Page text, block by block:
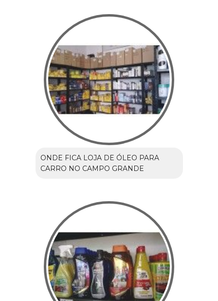
ONDE FICA LOJA DE ÓLEO PARA
CARRO NO CAMPO GRANDE